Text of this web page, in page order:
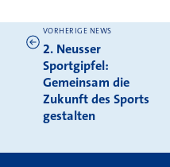
Weitere News
VORHERIGE NEWS
2. Neusser
Sportgipfel:
Gemeinsam die
Zukunft des Sports
gestalten